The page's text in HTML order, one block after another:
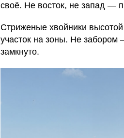
своё. Не восток, не запад —
Стриженые хвойники
участок на зоны. Не забором
замкнуто.